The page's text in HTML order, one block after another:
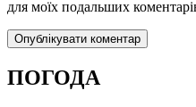
для моїх подальших
ПОГОДА